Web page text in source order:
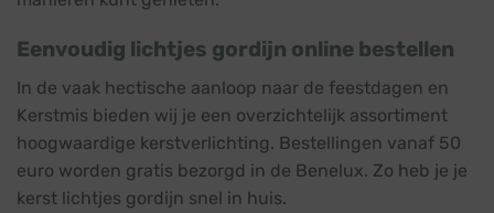
Eenvoudig lichtjes gordijn online bestellen
In de vaak hectische aanloop naar de feestdagen en
Kerstmis bieden wij je een overzichtelijk assortiment
hoogwaardige kerstverlichting. Bestellingen vanaf 50
euro worden gratis bezorgd in de Benelux. Zo heb je je
kerst lichtjes gordijn snel in huis.